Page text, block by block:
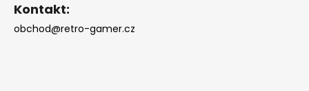
Kontakt:
obchod@retro-gamer.cz